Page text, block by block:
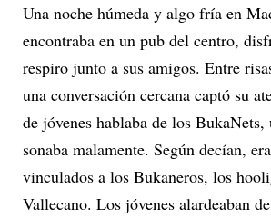
Una noche húmeda y algo fría en
encontraba en un pub del centro,
respiro junto a sus amigos. Entre
una conversación cercana captó su
de jóvenes hablaba de los
sonaba malamente. Según decían,
vinculados a los Bukaneros, los
Vallecano. Los jóvenes alardeaban